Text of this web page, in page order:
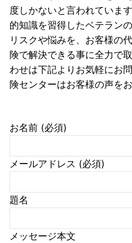
度しかないと言われていま
的知識を習得したベテラン
リスクや悩みを、お客様の
険で解決できる事に全力で
わせは下記よりお気軽にお
険センターはお客様の声を
お名前 (必須)
メールアドレス (必須)
題名
メッセージ本文